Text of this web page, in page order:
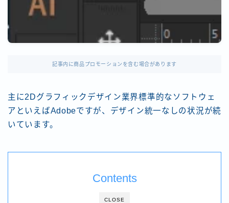
記事内に商品プロモーションを含む場合があります
主に2Dグラフィックデザイン業界標準的なソフトウェ
アといえばAdobeですが、デザイン統一なしの状況が続
いています。
CLOSE
Contents